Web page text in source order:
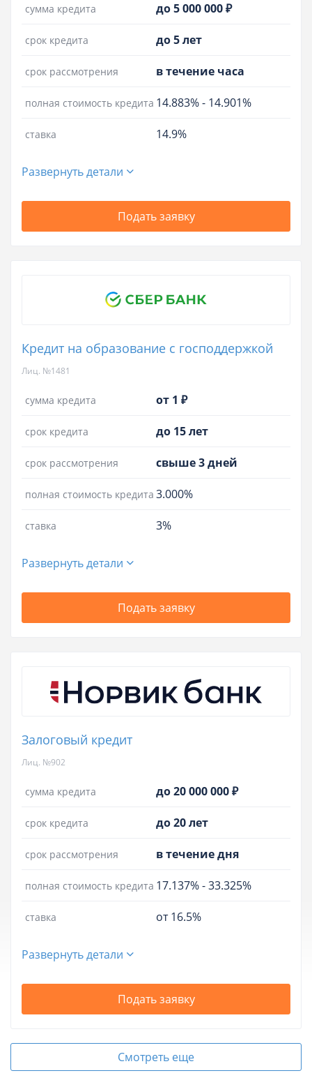
сумма кредита до 5 000 000 ₽
срок кредита до 5 лет
срок рассмотрения в течение часа
полная стоимость кредита 14.883%- 14.901%
ставка 14.9%
Развернуть детали
Подать заявку
Кредит на образование с господдержкой
Лиц. №1481
сумма кредита от 1 ₽
срок кредита до 15 лет
срок рассмотрения свыше 3 дней
полная стоимость кредита 3.000%
ставка 3%
Развернуть детали
Подать заявку
Залоговый кредит
Лиц. №902
сумма кредита до 20 000 000 ₽
срок кредита до 20 лет
срок рассмотрения в течение дня
полная стоимость кредита 17.137%-33.325%
ставка от 16.5%
Развернуть детали
Подать заявку
Смотреть еще